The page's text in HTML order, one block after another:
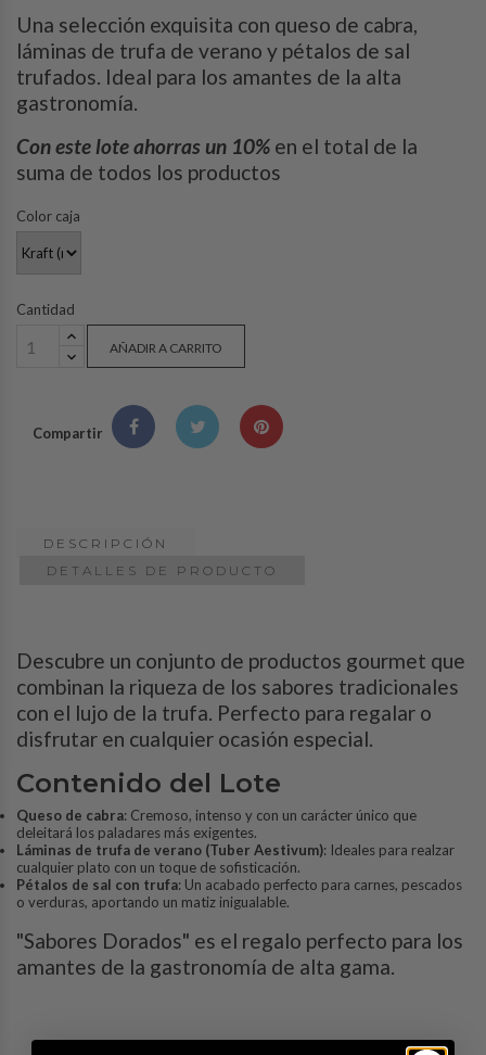
Una selección exquisita con queso de cabra,
láminas de trufa de verano y pétalos de sal
trufados. Ideal para los amantes de la alta
gastronomía.
Con este lote ahorras un 10% en el total de la
suma de todos los productos
Color caja
Cantidad
AÑADIR A CARRITO
Compartir
DESCRIPCIÓN
DETALLES DE PRODUCTO
Descubre un conjunto de productos gourmet que
combinan la riqueza de los sabores tradicionales
con el lujo de la trufa. Perfecto para regalar o
disfrutar en cualquier ocasión especial.
Contenido del Lote
Queso de cabra: Cremoso, intenso y con un carácter único que
deleitará los paladares más exigentes.
Láminas de trufa de verano (Tuber Aestivum): Ideales para realzar
cualquier plato con un toque de sofisticación.
Pétalos de sal con trufa: Un acabado perfecto para carnes, pescados
o verduras, aportando un matiz inigualable.
"Sabores Dorados" es el regalo perfecto para los
amantes de la gastronomía de alta gama.